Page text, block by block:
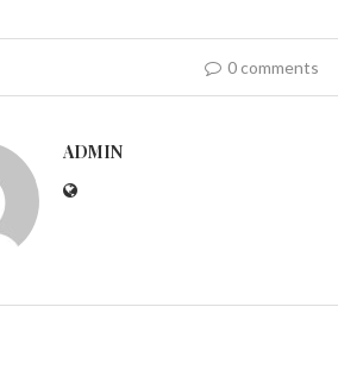
0 comments
ADMIN